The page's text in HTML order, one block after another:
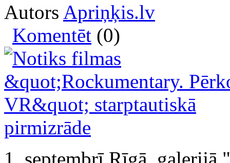
Autors Apriņķis.lv
Komentēt (0)
1. septembrī Rīgā, galerijā